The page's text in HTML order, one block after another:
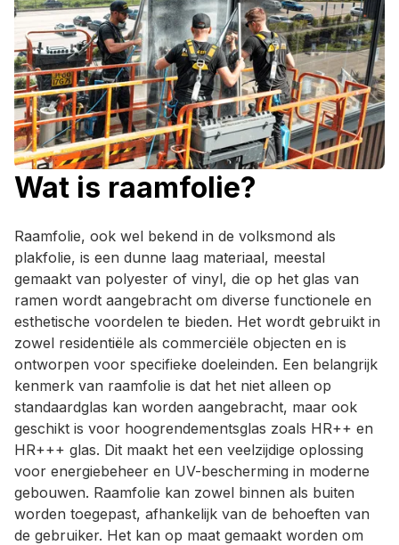
Wat is raamfolie?
Raamfolie, ook wel bekend in de volksmond als
plakfolie, is een dunne laag materiaal, meestal
gemaakt van polyester of vinyl, die op het glas van
ramen wordt aangebracht om diverse functionele en
esthetische voordelen te bieden. Het wordt gebruikt in
zowel residentiële als commerciële objecten en is
ontworpen voor specifieke doeleinden. Een belangrijk
kenmerk van raamfolie is dat het niet alleen op
standaardglas kan worden aangebracht, maar ook
geschikt is voor hoogrendementsglas zoals HR++ en
HR+++ glas. Dit maakt het een veelzijdige oplossing
voor energiebeheer en UV-bescherming in moderne
gebouwen. Raamfolie kan zowel binnen als buiten
worden toegepast, afhankelijk van de behoeften van
de gebruiker. Het kan op maat gemaakt worden om